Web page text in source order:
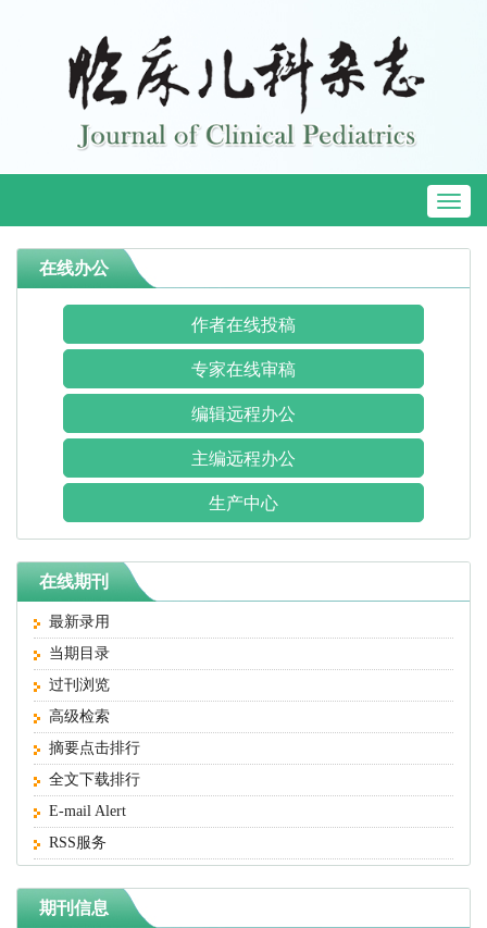
在线办公
作者在线投稿
专家在线审稿
编辑远程办公
主编远程办公
生产中心
在线期刊
最新录用
当期目录
过刊浏览
高级检索
摘要点击排行
全文下载排行
E-mail Alert
RSS服务
期刊信息